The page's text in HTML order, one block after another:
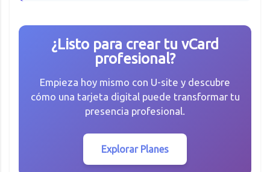
¿Listo para crear tu vCard
profesional?
Empieza hoy mismo con U-site y descubre
cómo una tarjeta digital puede transformar tu
presencia profesional.
Explorar Planes